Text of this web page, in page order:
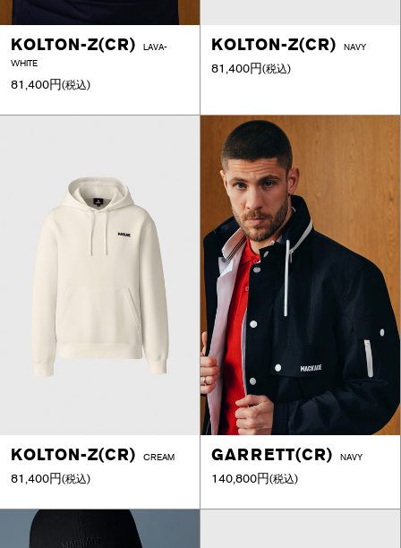
KOLTON-Z(CR)
LAVA-
WHITE
81,400円(税込)
KOLTON-Z(CR) NAVY
81,400円(税込)
KOLTON-Z(CR) CREAM
81,400円(税込)
GARRETT(CR) NAVY
140,800円(税込)